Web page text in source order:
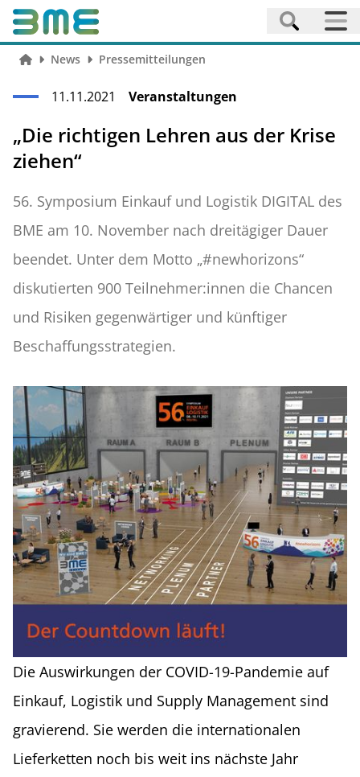
News Pressemitteilungen
11.11.2021 Veranstaltungen
„Die richtigen Lehren aus der Krise
ziehen“
56. Symposium Einkauf und Logistik DIGITAL des
BME am 10. November nach dreitägiger Dauer
beendet. Unter dem Motto „#newhorizons“
diskutierten 900 Teilnehmer:innen die Chancen
und Risiken gegenwärtiger und künftiger
Beschaffungsstrategien.
Die Auswirkungen der COVID-19-Pandemie auf
Einkauf, Logistik und Supply Management sind
gravierend. Sie werden die internationalen
Lieferketten noch bis weit ins nächste Jahr